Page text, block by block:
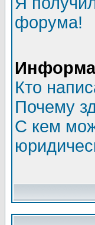
форума!
Кто
Почему
С кем